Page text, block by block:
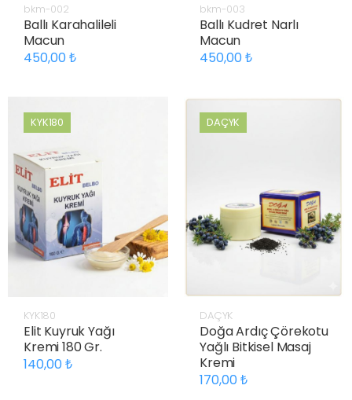
bkm-002
Ballı Karahalileli
Macun
450,00
bkm-003
Ballı Kudret Narlı
Macun
450,00
KYK180
KYK180
Elit Kuyruk Yağı
Kremi 180 Gr.
140,00
DAÇYK
DAÇYK
Doğa Ardıç Çörekotu
Yağlı Bitkisel Masaj
Kremi
170,00